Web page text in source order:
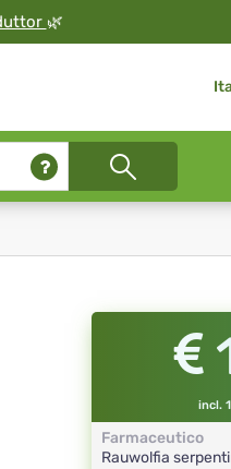
🌿
incl.
Farmaceutico
Rauwolfia